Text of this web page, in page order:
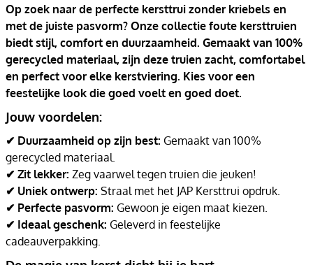
Op zoek naar de perfecte kersttrui zonder kriebels en
met de juiste pasvorm? Onze collectie foute kersttruien
biedt stijl, comfort en duurzaamheid. Gemaakt van 100%
gerecycled materiaal, zijn deze truien zacht, comfortabel
en perfect voor elke kerstviering. Kies voor een
feestelijke look die goed voelt en goed doet.
Jouw voordelen:
✔ Duurzaamheid op zijn best: Gemaakt van 100%
gerecycled materiaal.
✔ Zit lekker: Zeg vaarwel tegen truien die jeuken!
✔ Uniek ontwerp: Straal met het JAP Kersttrui opdruk.
✔ Perfecte pasvorm: Gewoon je eigen maat kiezen.
✔ Ideaal geschenk: Geleverd in feestelijke
cadeauverpakking.